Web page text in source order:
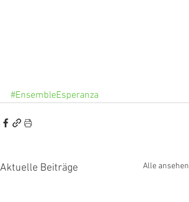
#EnsembleEsperanza
Aktuelle Beiträge Alle ansehen